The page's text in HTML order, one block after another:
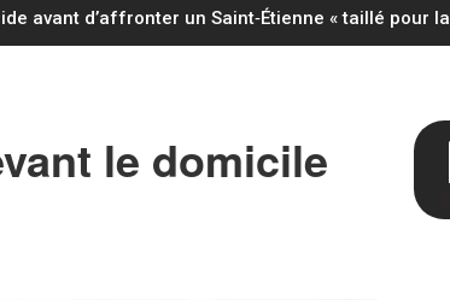
avant d’affronter un Saint‑Étienne « taillé pour la
le domicile